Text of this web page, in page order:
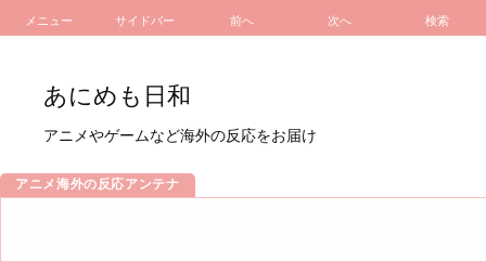
メニュー サイドバー 前へ 次へ 検索
あにめも日和
アニメやゲームなど海外の反応をお届け
アニメ海外の反応アンテナ